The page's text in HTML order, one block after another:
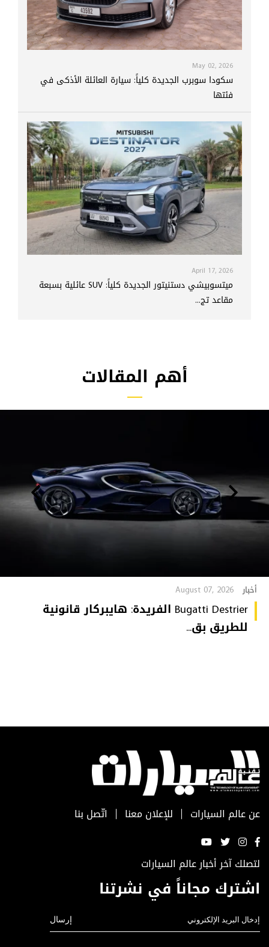
May 02, 2026
سكودا سوبرب الجديدة كلياً: سيارة العائلة الأذكى في
فئتها
April 17, 2026
ميتسوبيشي دستنيتور الجديدة كلياً: SUV عائلية بسبعة
مقاعد تج...
أهم المقالات
أخبار August 07, 2026
Bugatti Destrier الفريدة: هايبركار قانونية
للطريق بق...
عن عالم السيارات للإعلان معنا اتّصل بنا
لتصلك آخر أخبار عالم السيارات
اشترك مجاناً في نشرتنا